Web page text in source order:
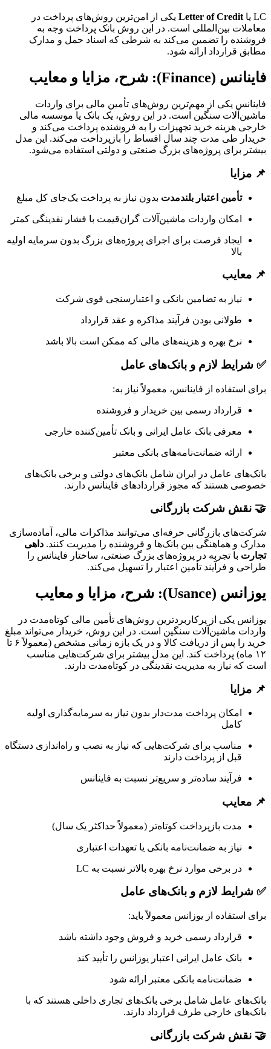
LC یا Letter of Credit یکی از امن‌ترین روش‌های پرداخت در
معاملات بین‌المللی است. در این روش بانک پرداخت وجه به
فروشنده را تضمین می‌کند به شرطی که اسناد حمل و مدارک
مطابق قرارداد ارائه شود.
فاینانس (Finance): شرح، مزایا و معایب
فاینانس یکی از مهم‌ترین روش‌های تأمین مالی برای واردات
ماشین‌آلات سنگین است. در این روش، یک بانک یا موسسه مالی
خارجی هزینه خرید تجهیزات را به فروشنده پرداخت می‌کند و
خریدار طی مدت چند سال اقساط را بازپرداخت می‌کند. این مدل
بیشتر برای پروژه‌های بزرگ صنعتی و دولتی استفاده می‌شود.
📌 مزایا
تأمین اعتبار بلندمدت بدون نیاز به پرداخت یک‌جای کل مبلغ
امکان واردات ماشین‌آلات گران‌قیمت با فشار نقدینگی کمتر
ایجاد فرصت برای اجرای پروژه‌های بزرگ بدون سرمایه اولیه
بالا
📌 معایب
نیاز به تضامین بانکی و اعتبارسنجی قوی شرکت
طولانی بودن فرآیند مذاکره و عقد قرارداد
نرخ بهره و هزینه‌های مالی که ممکن است بالا باشد
✅ شرایط لازم و بانک‌های عامل
برای استفاده از فاینانس، معمولاً نیاز به:
قرارداد رسمی بین خریدار و فروشنده
معرفی بانک عامل ایرانی و بانک تأمین‌کننده خارجی
ارائه ضمانت‌نامه‌های بانکی معتبر
بانک‌های عامل در ایران شامل بانک‌های دولتی و برخی بانک‌های
خصوصی هستند که مجوز قراردادهای فاینانس دارند.
🤝 نقش شرکت بازرگانی
شرکت‌های بازرگانی حرفه‌ای می‌توانند مذاکرات مالی، آماده‌سازی
مدارک و هماهنگی بین بانک‌ها و فروشنده را مدیریت کنند. داهی
تجارت با تجربه در پروژه‌های بزرگ صنعتی، ساختار فاینانس را
طراحی و فرآیند تأمین اعتبار را تسهیل می‌کند.
یوزانس (Usance): شرح، مزایا و معایب
یوزانس یکی از پرکاربردترین روش‌های تأمین مالی کوتاه‌مدت در
واردات ماشین‌آلات سنگین است. در این روش، خریدار می‌تواند مبلغ
خرید را پس از دریافت کالا و در یک بازه زمانی مشخص (معمولاً ۶ تا
۱۲ ماه) پرداخت کند. این مدل بیشتر برای شرکت‌هایی مناسب
است که نیاز به مدیریت نقدینگی در کوتاه‌مدت دارند.
📌 مزایا
امکان پرداخت مدت‌دار بدون نیاز به سرمایه‌گذاری اولیه
کامل
مناسب برای شرکت‌هایی که نیاز به نصب و راه‌اندازی دستگاه
قبل از پرداخت دارند
فرآیند ساده‌تر و سریع‌تر نسبت به فاینانس
📌 معایب
مدت بازپرداخت کوتاه‌تر (معمولاً حداکثر یک سال)
نیاز به ضمانت‌نامه بانکی یا تعهدات اعتباری
در برخی موارد نرخ بهره بالاتر نسبت به LC
✅ شرایط لازم و بانک‌های عامل
برای استفاده از یوزانس معمولاً باید:
قرارداد رسمی خرید و فروش وجود داشته باشد
بانک عامل ایرانی اعتبار یوزانس را تأیید کند
ضمانت‌نامه بانکی معتبر ارائه شود
بانک‌های عامل شامل برخی بانک‌های تجاری داخلی هستند که با
بانک‌های خارجی طرف قرارداد دارند.
🤝 نقش شرکت بازرگانی